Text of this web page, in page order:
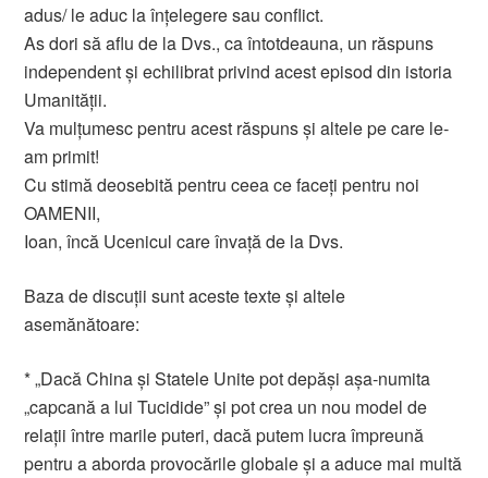
adus/ le aduc la înțelegere sau conflict.
As dori să aflu de la Dvs., ca întotdeauna, un răspuns
independent și echilibrat privind acest episod din istoria
Umanității.
Va mulțumesc pentru acest răspuns și altele pe care le-
am primit!
Cu stimă deosebită pentru ceea ce faceți pentru noi
OAMENII,
Ioan, încă Ucenicul care învață de la Dvs.
Baza de discuții sunt aceste texte și altele
asemănătoare:
* „Dacă China și Statele Unite pot depăși așa-numita
„capcană a lui Tucidide” și pot crea un nou model de
relații între marile puteri, dacă putem lucra împreună
pentru a aborda provocările globale și a aduce mai multă